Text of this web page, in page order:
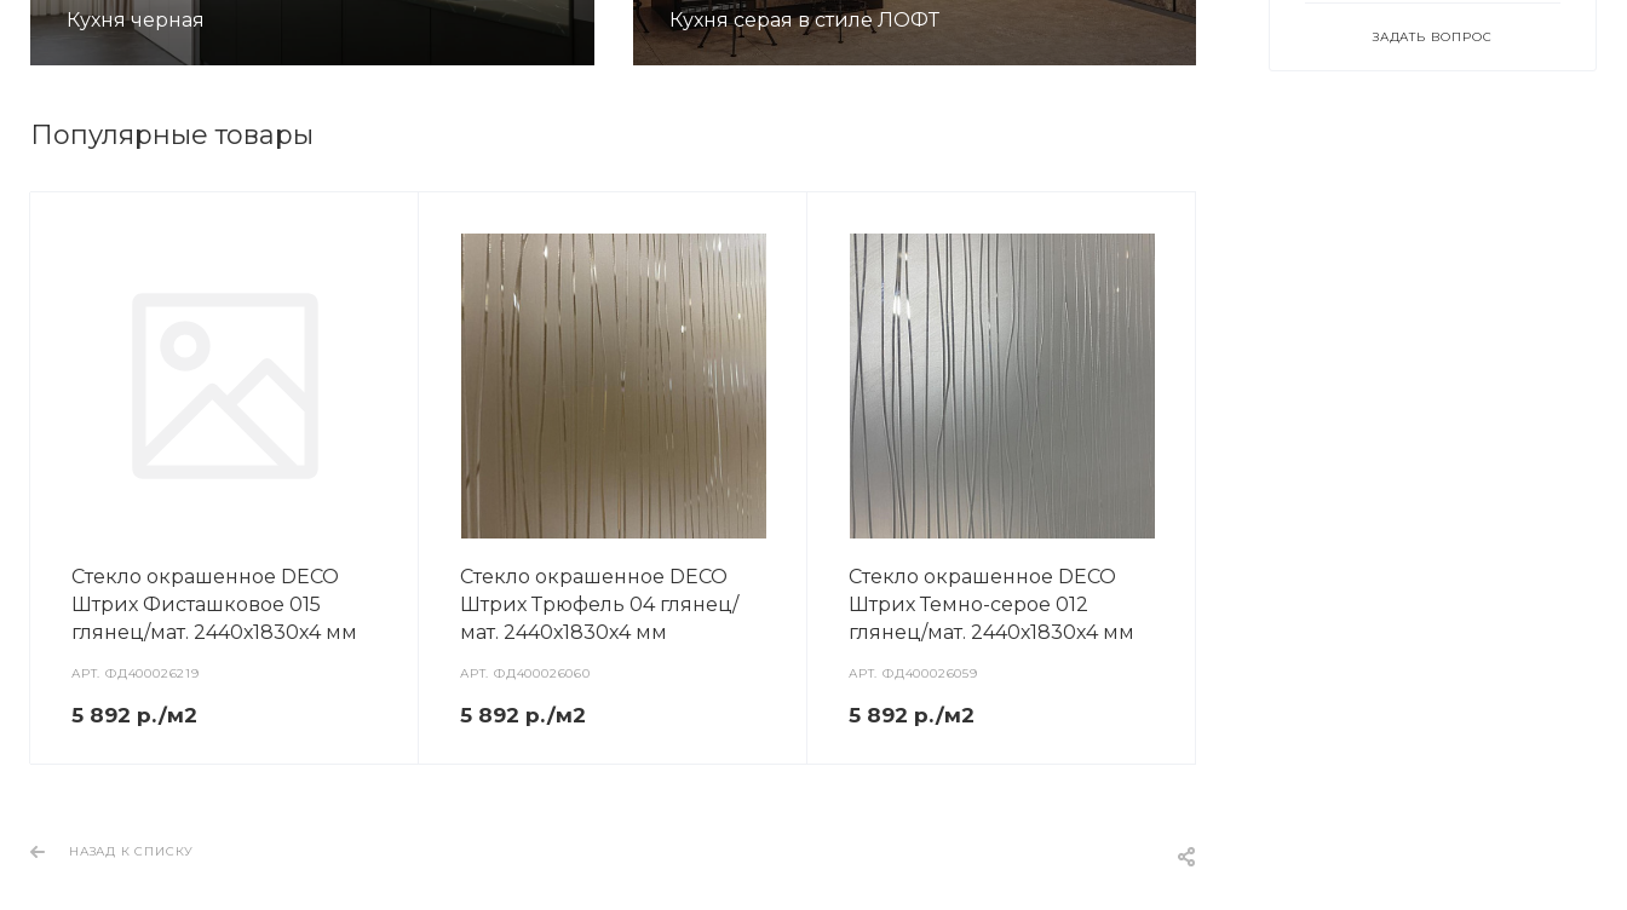
ЗАДАТЬ ВОПРОС
Кухня черная Кухня серая в стиле ЛОФТ
Популярные товары
Стекло окрашенное DECO
Штрих Фисташковое 015
глянец/мат. 2440х1830х4 мм
АРТ.ФД400026219
5 892 р./м2
Стекло окрашенное DECO
Штрих Трюфель 04 глянец/
мат. 2440х1830х4 мм
АРТ.ФД400026060
5 892 р./м2
Стекло окрашенное DECO
Штрих Темно-серое 012
глянец/мат. 2440х1830х4 мм
АРТ.ФД400026059
5 892 р./м2
НАЗАД К СПИСКУ